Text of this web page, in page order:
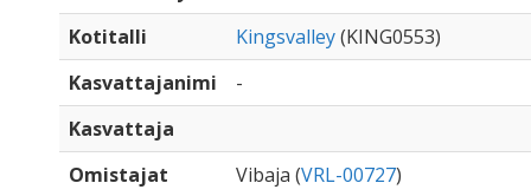
Kotitalli
Kingsvalley(KING0553)
Kasvattajanimi
-
Kasvattaja
Omistajat
Vibaja (VRL-00727)